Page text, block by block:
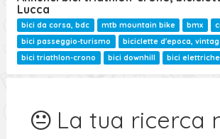
Lucca
bici da corsa, bdc mtb mountain bike bmx
bici passeggio-turismo
biciclette d'epoca,
bici triathlon-crono
bici downhill bici
La tua ricerca